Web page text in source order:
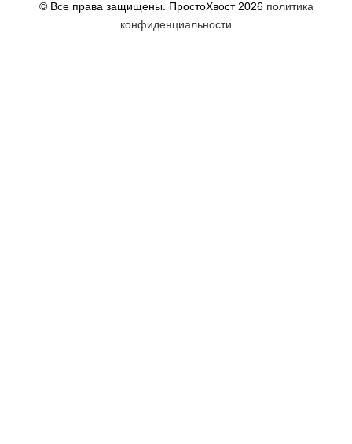
© Все права защищены. ПростоХвост 2026 политика
конфиденциальности